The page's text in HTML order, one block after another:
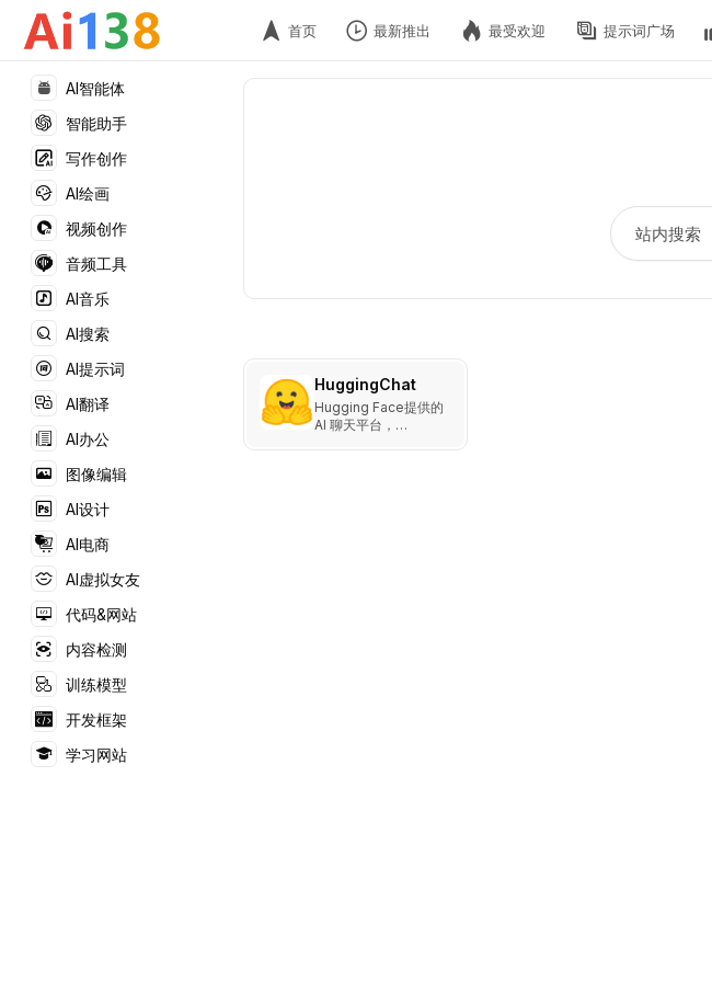
AI智能体
智能助手
写作创作
AI绘画
视频创作
音频工具
AI音乐
AI搜索
AI提示词
AI翻译
AI办公
图像编辑
AI设计
AI电商
AI虚拟女友
代码&网站
内容检测
训练模型
开发框架
学习网站
首页 最新推出 最受欢迎 提示词广场
HuggingChat
Hugging Face提供的
AI 聊天平台，